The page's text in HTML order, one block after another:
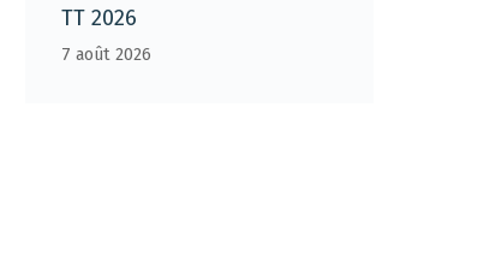
TT 2026
7 août 2026